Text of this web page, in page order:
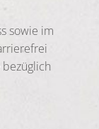
sowie im